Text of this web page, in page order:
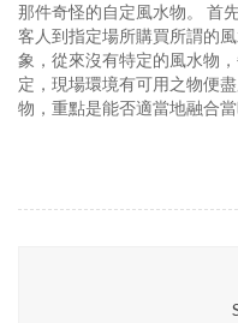
那件奇怪的自定風水物。 首
客人到指定場所購買所謂的
象，從來沒有特定的風水物
定，現場環境有可用之物便
物，重點是能否適當地融合當